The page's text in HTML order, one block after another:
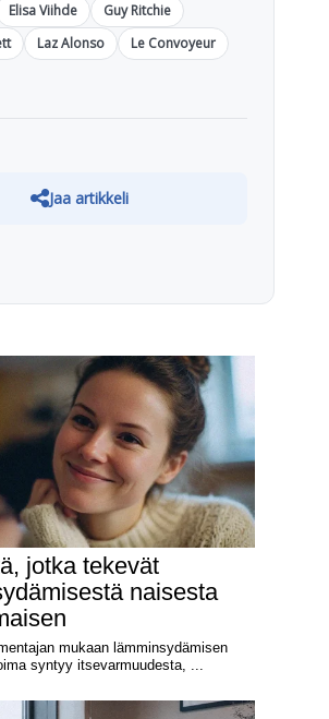
Elisa Viihde
Guy Ritchie
Laz Alonso
Le Convoyeur
Jaa artikkeli